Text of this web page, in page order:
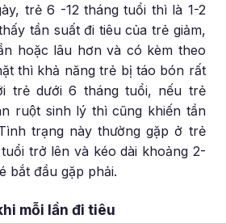
trẻ 6 -12 tháng tuổi thì là 1-2
tần suất đi tiêu của trẻ giảm,
hoặc lâu hơn và có kèm theo
thì khả năng trẻ bị táo bón rất
trẻ dưới 6 tháng tuổi, nếu trẻ
ruột sinh lý thì cũng khiến tần
trạng này thường gặp ở trẻ
trở lên và kéo dài khoảng 2-
bắt đầu gặp phải.
mỗi lần đi tiêu